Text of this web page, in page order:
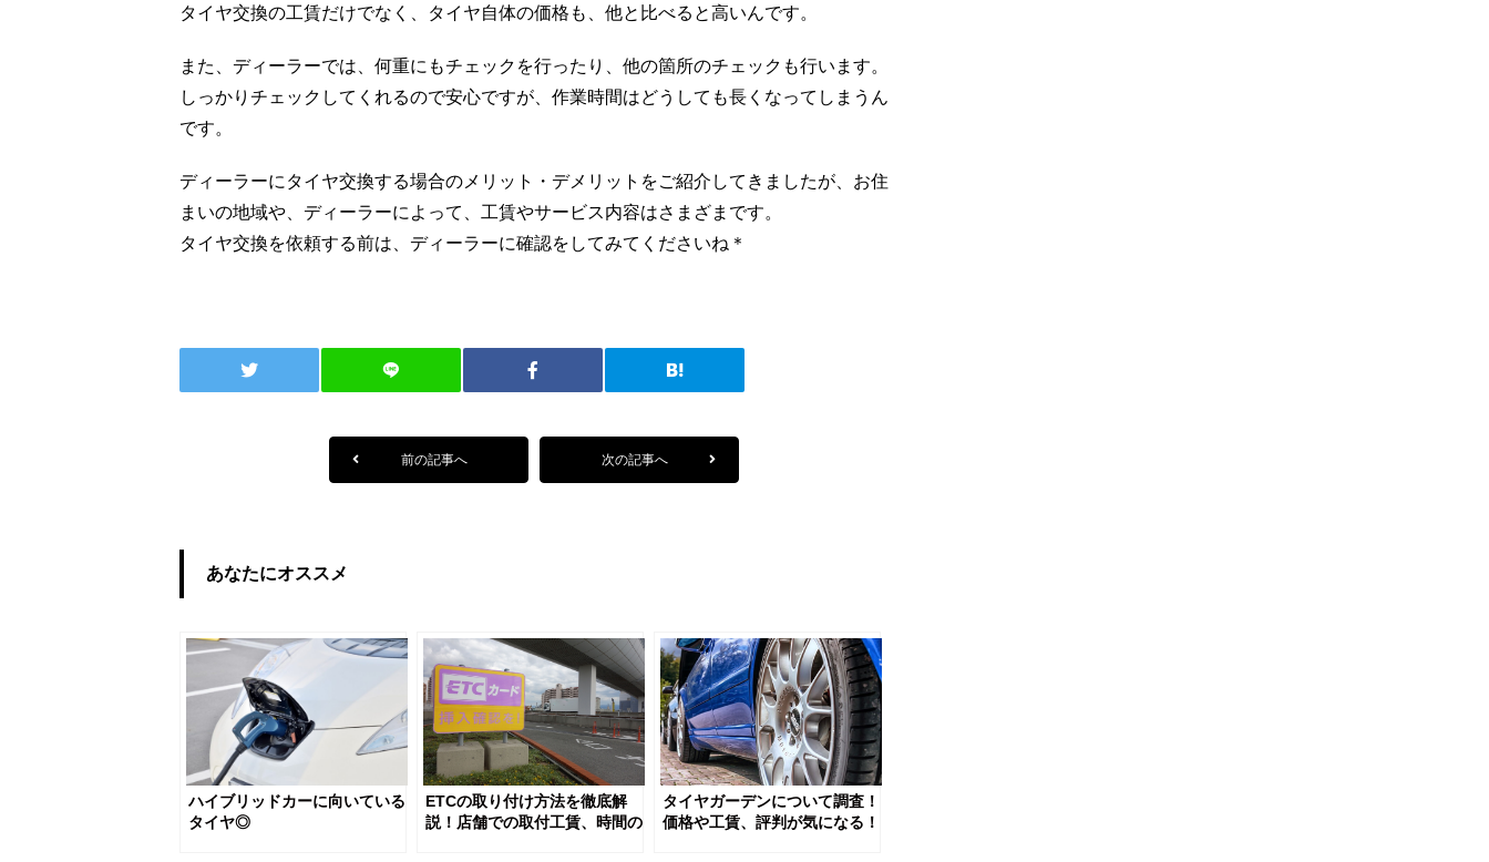
タイヤ交換の工賃だけでなく、タイヤ自体の価格も、他と比べると高いんです。
また、ディーラーでは、何重にもチェックを行ったり、他の箇所のチェックも行います。
しっかりチェックしてくれるので安心ですが、作業時間はどうしても長くなってしまうん
です。
ディーラーにタイヤ交換する場合のメリット・デメリットをご紹介してきましたが、お住
まいの地域や、ディーラーによって、工賃やサービス内容はさまざまです。
タイヤ交換を依頼する前は、ディーラーに確認をしてみてくださいね＊
前の記事へ 次の記事へ
あなたにオススメ
ハイブリッドカーに向いている
タイヤ◎
ETCの取り付け方法を徹底解
説！店舗での取付工賃、時間の
タイヤガーデンについて調査！
価格や工賃、評判が気になる！